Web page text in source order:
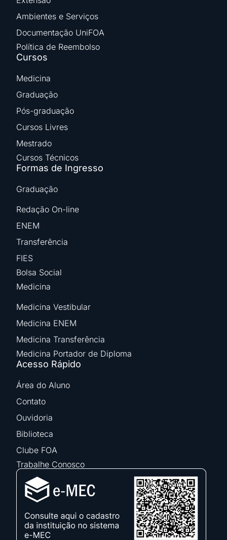
Ambientes e Serviços
Documentação UniFOA
Política de Reembolso
Cursos
Medicina
Graduação
Pós-graduação
Cursos Livres
Mestrado
Cursos Técnicos
Formas de Ingresso
Graduação
Redação On-line
ENEM
Transferência
FIES
Bolsa Social
Medicina
Medicina Vestibular
Medicina ENEM
Medicina Transferência
Medicina Portador de Diploma
Acesso Rápido
Área do Aluno
Contato
Ouvidoria
Biblioteca
Clube FOA
Trabalhe Conosco